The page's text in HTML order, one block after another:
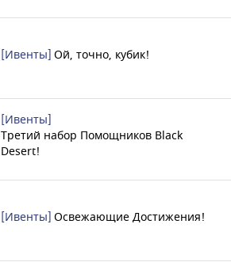
[Ивенты] Ой, точно, кубик!
[Ивенты]
Третий набор Помощников Black
Desert!
[Ивенты]Освежающие Достижения!